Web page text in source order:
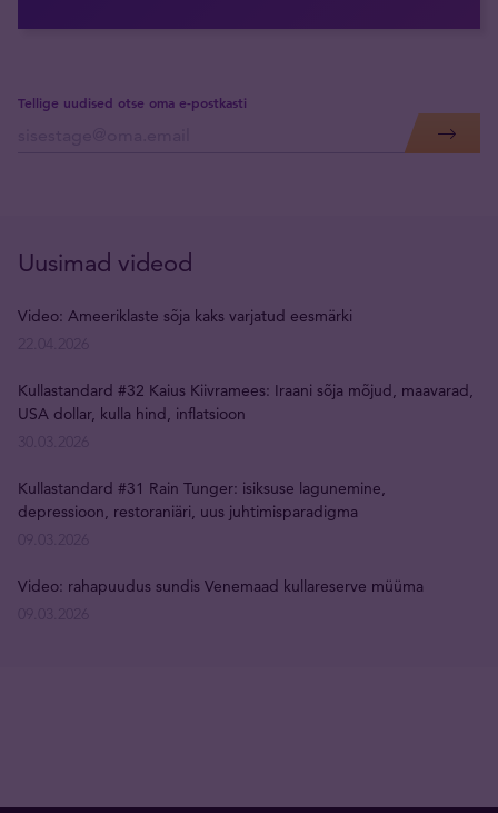
Tellige uudised otse oma e-postkasti
Uusimad videod
Video: Ameeriklaste sõja kaks varjatud eesmärki
Kullastandard #32 Kaius Kiivramees: Iraani sõja mõjud, maavarad,
USA dollar, kulla hind, inflatsioon
Kullastandard #31 Rain Tunger: isiksuse lagunemine,
depressioon, restoraniäri, uus juhtimisparadigma
Video: rahapuudus sundis Venemaad kullareserve müüma